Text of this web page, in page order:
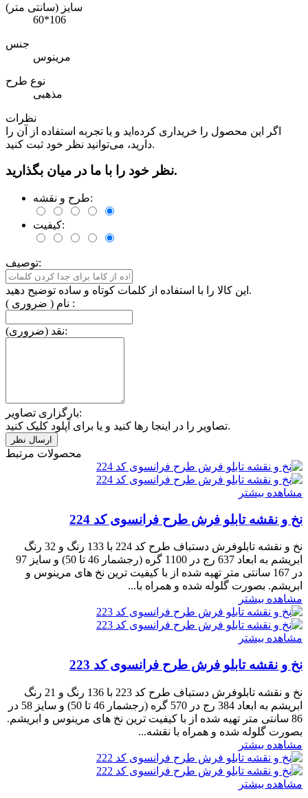
سایز (سانتی متر)
60*106
جنس
مرینوس
نوع طرح
مذهبی
نظرات
اگر این محصول را خریداری کرده‌اید و یا تجربه استفاده از آن را
دارید، می‌توانید نظر خود ثبت کنید.
نظر خود را با ما در میان بگذارید.
طرح و نقشه:
کیفیت:
توصیف:
این کالا را با استفاده از کلمات کوتاه و ساده توضیح دهید.
نام ( ضروری ) :
نقد (ضروری):
بارگزاری تصاویر:
تصاویر را در اینجا رها کنید و یا برای آپلود کلیک کنید.
محصولات مرتبط
مشاهده بیشتر
نخ و نقشه تابلو فرش طرح فرانسوی کد 224
نخ و نقشه تابلوفرش دستباف طرح کد 224 با 133 رنگ و 32 رنگ
ابریشم به ابعاد 637 رج در 1100 گره (رجشمار 46 تا 50) و سایز 97
در 167 سانتی متر تهیه شده از با کیفیت ترین نخ های مرینوس و
ابریشم. بصورت گلوله شده و همراه با...
مشاهده بیشتر
مشاهده بیشتر
نخ و نقشه تابلو فرش طرح فرانسوی کد 223
نخ و نقشه تابلوفرش دستباف طرح کد 223 با 136 رنگ و 21 رنگ
ابریشم به ابعاد 384 رج در 570 گره (رجشمار 46 تا 50) و سایز 58 در
86 سانتی متر تهیه شده از با کیفیت ترین نخ های مرینوس و ابریشم.
بصورت گلوله شده و همراه با نقشه...
مشاهده بیشتر
مشاهده بیشتر